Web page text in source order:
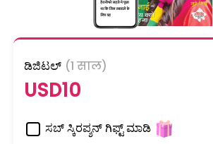
ಡಿಜಿಟಲ್ (1 साल)
USD10
ಸಬ್ ಸ್ಕಿರಪ್ಶನ್ ಗಿಫ್ಟ್ ಮಾಡಿ